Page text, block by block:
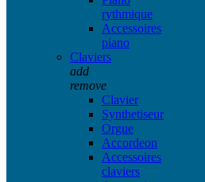
rythmique
Accessoires
piano
Claviers
add
remove
Clavier
Synthetiseur
Orgue
Accordeon
Accessoires
claviers